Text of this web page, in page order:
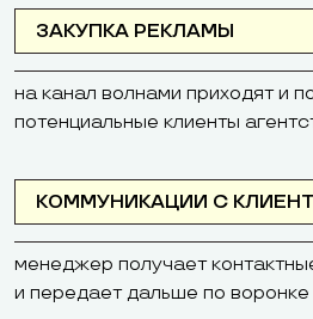
ЗАКУПКА РЕКЛАМЫ
на канал волнами приходят и
потенциальные клиенты
КОММУНИКАЦИИ С
менеджер получает
и передает дальше по воронке